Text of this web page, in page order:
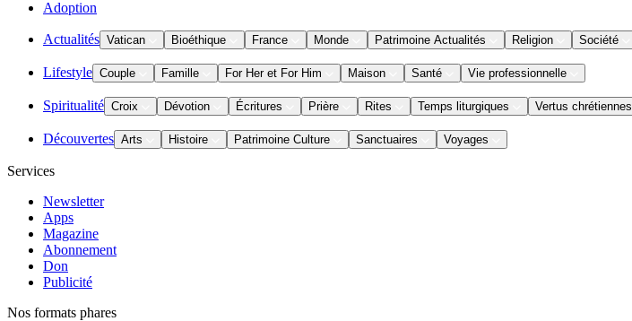
Adoption
Actualités Vatican Bioéthique France Monde Patrimoine Actualités Religion Société
Lifestyle Couple Famille For Her et For Him Maison Santé Vie professionnelle
Spiritualité Croix Dévotion Écritures Prière Rites Temps liturgiques Vertus chrétiennes
Découvertes Arts Histoire Patrimoine Culture Sanctuaires Voyages
Services
Newsletter
Apps
Magazine
Abonnement
Don
Publicité
Nos formats phares